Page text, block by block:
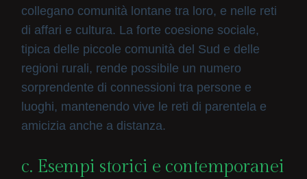
collegano comunità lontane tra loro, e nelle reti
di affari e cultura. La forte coesione sociale,
tipica delle piccole comunità del Sud e delle
regioni rurali, rende possibile un numero
sorprendente di connessioni tra persone e
luoghi, mantenendo vive le reti di parentela e
amicizia anche a distanza.
c. Esempi storici e contemporanei